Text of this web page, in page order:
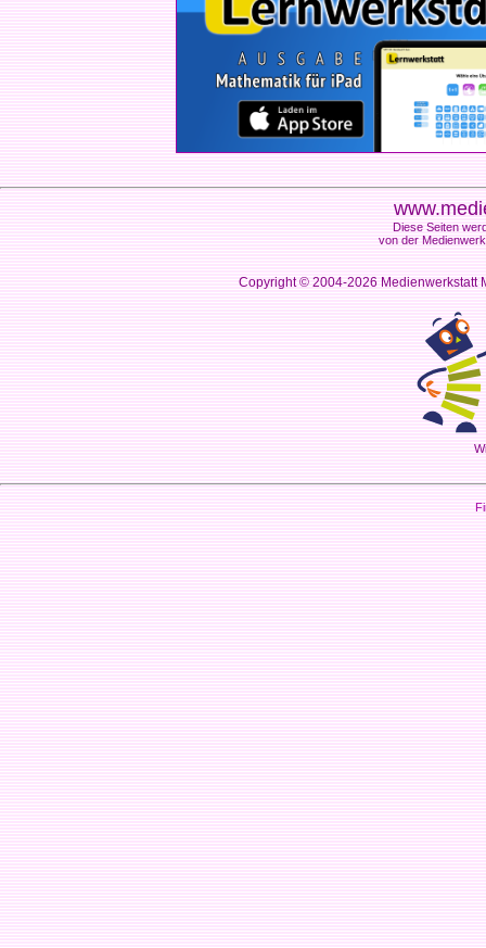
Diese Seiten
von der
Copyright © 2004-2026Medienwerkstatt